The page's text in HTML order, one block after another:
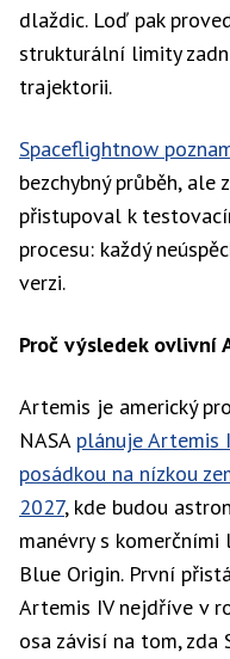
dlaždic. Loď pak
strukturální limity
trajektorii.
Spaceflightnow
bezchybný průběh, ale
přistupoval k
procesu: každý
verzi.
Proč výsledek ovlivní
Artemis je americký
NASA plánuje
posádkou na nízkou
2027, kde budou
manévry s komerčními
Blue Origin. První
Artemis IV nejdříve v
osa závisí na tom, zda